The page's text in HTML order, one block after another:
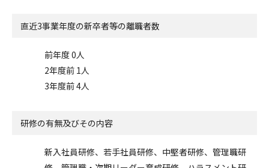
直近3事業年度の新卒者等の離職者数
前年度 0人
2年度前 1人
3年度前 4人
研修の有無及びその内容
新入社員研修、若手社員研修、中堅者研修、管理職研